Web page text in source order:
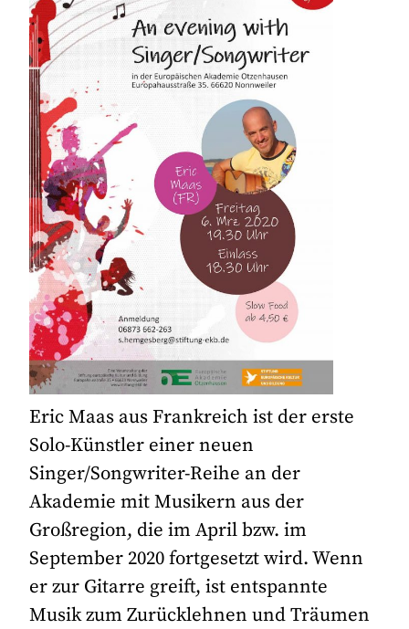
Eric Maas aus Frankreich ist der erste
Solo-Künstler einer neuen
Singer/Songwriter-Reihe an der
Akademie mit Musikern aus der
Großregion, die im April bzw. im
September 2020 fortgesetzt wird. Wenn
er zur Gitarre greift, ist entspannte
Musik zum Zurücklehnen und Träumen